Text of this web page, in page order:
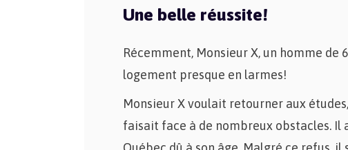
Une belle réussite!
Récemment, Monsieur X, un homme de
logement presque en larmes!
Monsieur X voulait retourner aux
faisait face à de nombreux obstacles. Il